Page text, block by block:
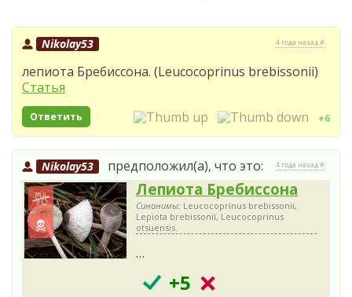
Nikolay53 4 года назад #
лепиота Бребиссона. (Leucocoprinus brebissonii)
Статья
Ответить +6
Nikolay53 предположил(а), что это: 4 года назад #
Лепиота Бребиссона
Синонимы: Leucocoprinus brebissonii,
Lepiota brebissonii, Leucocoprinus
otsuensis.
…
+5